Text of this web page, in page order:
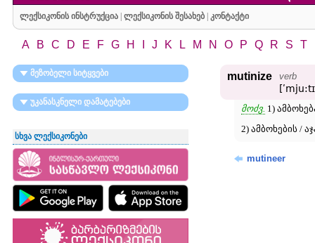
ლექსიკონის ინსტრუქცია| ლექსიკონის შესახებ| კონტაქტი
A B C D E F G H J K L M N O P Q R S T
მეზობელი სიტყვები
უკანასკნელი დამატებები
სხვა ლექსიკონები
mutinize verb
მოძვ. 1)
2) ამბოხების /
mutineer